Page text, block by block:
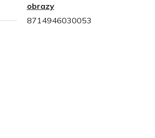
obrazy
8714946030053